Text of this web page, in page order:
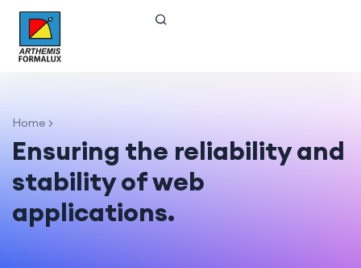
Home
Ensuring the reliability and
stability of web
applications.